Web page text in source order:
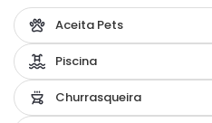
Aceita Pets
Piscina
Churrasqueira